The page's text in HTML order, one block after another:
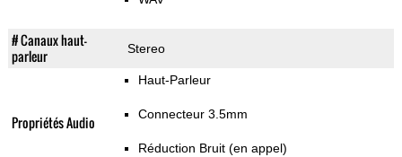
# Canaux haut-
parleur
Stereo
Propriétés Audio
Haut-Parleur
Connecteur 3.5mm
Réduction Bruit (en appel)